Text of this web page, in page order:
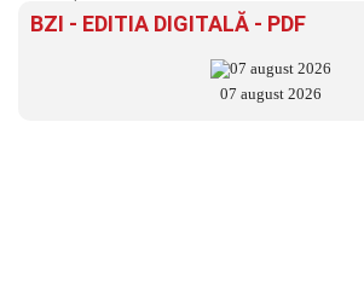
BZI - EDITIA DIGITALĂ - PDF
07 august 2026